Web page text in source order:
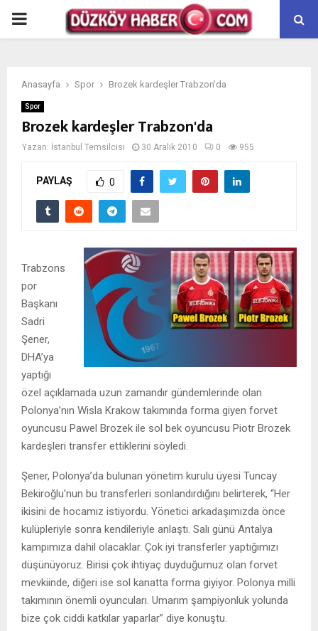
PRIMARY
Anasayfa Spor Brozek kardeşler Trabzon'da
Spor
Brozek kardeşler Trabzon'da
Yazan: İstanbul Temsilcisi 30 Aralık 2010 0 955
PAYLAŞ 0
Trabzons
por
Başkanı
Sadri
Şener,
DHA’ya
yaptığı
özel açıklamada uzun zamandır gündemlerinde olan
Polonya’nın Wisla Krakow takımında forma giyen forvet
oyuncusu Pawel Brozek ile sol bek oyuncusu Piotr Brozek
kardeşleri transfer ettiklerini söyledi.
Şener, Polonya’da bulunan yönetim kurulu üyesi Tuncay
Bekiroğlu’nun bu transferleri sonlandırdığını belirterek, “Her
ikisini de hocamız istiyordu. Yönetici arkadaşımızda önce
kulüpleriyle sonra kendileriyle anlaştı. Salı günü Antalya
kampımıza dahil olacaklar. Çok iyi transferler yaptığımızı
düşünüyoruz. Birisi çok ihtiyaç duyduğumuz olan forvet
mevkiinde, diğeri ise sol kanatta forma giyiyor. Polonya milli
takımının önemli oyuncuları. Umarım şampiyonluk yolunda
bize çok ciddi katkılar yaparlar” diye konuştu.